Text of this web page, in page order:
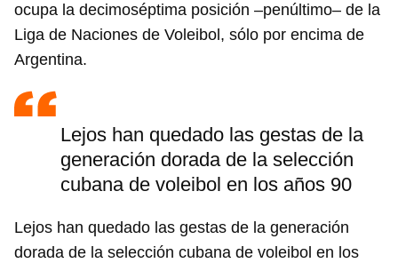
ocupa la decimoséptima posición –penúltimo– de la
Liga de Naciones de Voleibol, sólo por encima de
Argentina.
Lejos han quedado las gestas de la
generación dorada de la selección
cubana de voleibol en los años 90
Lejos han quedado las gestas de la generación
dorada de la selección cubana de voleibol en los